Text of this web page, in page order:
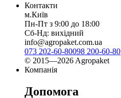
Контакти
м.Київ
Пн-Пт з 9:00 до 18:00
Сб-Нд: вихідний
info@agropaket.com.ua
073 202-60-80098 200-60-80
© 2015—2026 Agropaket
Компанія
Допомога